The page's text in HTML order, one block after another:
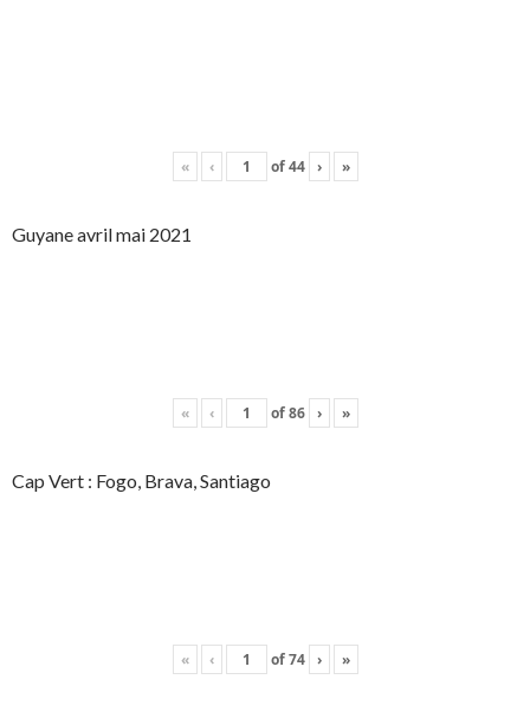
« ‹ of44 › »
Guyane avril mai 2021
« ‹ of86 › »
Cap Vert : Fogo, Brava, Santiago
« ‹ of74 › »